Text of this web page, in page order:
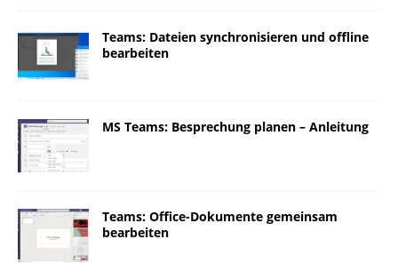
Teams: Dateien synchronisieren und offline
bearbeiten
MS Teams: Besprechung planen – Anleitung
Teams: Office-Dokumente gemeinsam
bearbeiten